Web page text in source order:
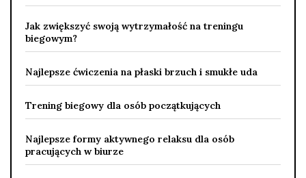
Jak zwiększyć swoją wytrzymałość na treningu
biegowym?
Najlepsze ćwiczenia na płaski brzuch i smukłe uda
Trening biegowy dla osób początkujących
Najlepsze formy aktywnego relaksu dla osób
pracujących w biurze